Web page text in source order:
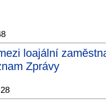
loajální
Zprávy